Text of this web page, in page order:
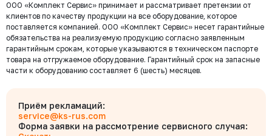
Наличие
Есть
Цена с НДС
95 952 ₽ Купить
906-024-0050
НаличиеЦена с НДС
64 031 ₽ Купить
906-024-0030
Наличие
Есть
Цена с НДС
55 736 ₽ Купить
Безналичный расчёт
Мы выставляем счёт на оплату, который можно оплатить в
любом банке
Для юридических лиц
Оплата производится по выставленному Счету, с указанием его № в
платежном поручении. Денежные средства поступят на расчетный
ООО «Комплект Сервис» принимает и рассматривает претензии от
клиентов по качеству продукции на все оборудование, которое
поставляется компанией. ООО «Комплект Сервис» несет гарантийные
обязательства на реализуемую продукцию согласно заявленным
гарантийным срокам, которые указываются в техническом паспорте
товара на отгружаемое оборудование. Гарантийный срок на запасные
части к оборудованию составляет 6 (шесть) месяцев.
Приём рекламаций:
service@ks-rus.com
Форма заявки на рассмотрение сервисного случая: